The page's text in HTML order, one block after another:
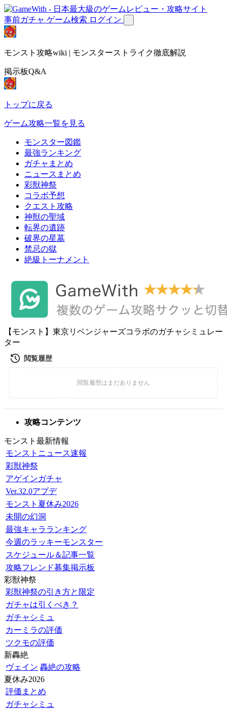
事前ガチャ ゲーム検索 ログイン
モンスト攻略wiki | モンスターストライク徹底解説
掲示板Q&A
トップに戻る
ゲーム攻略一覧を見る
モンスター図鑑
最強ランキング
ガチャまとめ
ニュースまとめ
彩獣神祭
コラボ予想
クエスト攻略
神獣の聖域
転界の遺跡
破界の星墓
禁忌の獄
絶級トーナメント
【モンスト】東京リベンジャーズコラボのガチャシミュレー
ター
攻略コンテンツ
モンスト最新情報
モンストニュース速報
彩獣神祭
アゲインガチャ
Ver.32.0アプデ
モンスト夏休み2026
未開の幻洞
最強キャラランキング
今週のラッキーモンスター
スケジュール＆記事一覧
攻略フレンド募集掲示板
彩獣神祭
彩獣神祭の引き方と限定
ガチャは引くべき？
ガチャシミュ
カーミラの評価
ツクモの評価
新轟絶
ヴェイン 轟絶の攻略
夏休み2026
評価まとめ
ガチャシミュ